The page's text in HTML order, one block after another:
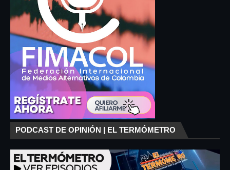
PODCAST DE OPINIÓN | EL TERMÓMETRO